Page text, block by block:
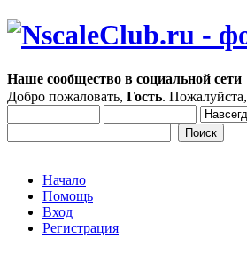
Наше сообщество в социальной сети
Добро пожаловать, Гость. Пожалуйста,
Начало
Помощь
Вход
Регистрация